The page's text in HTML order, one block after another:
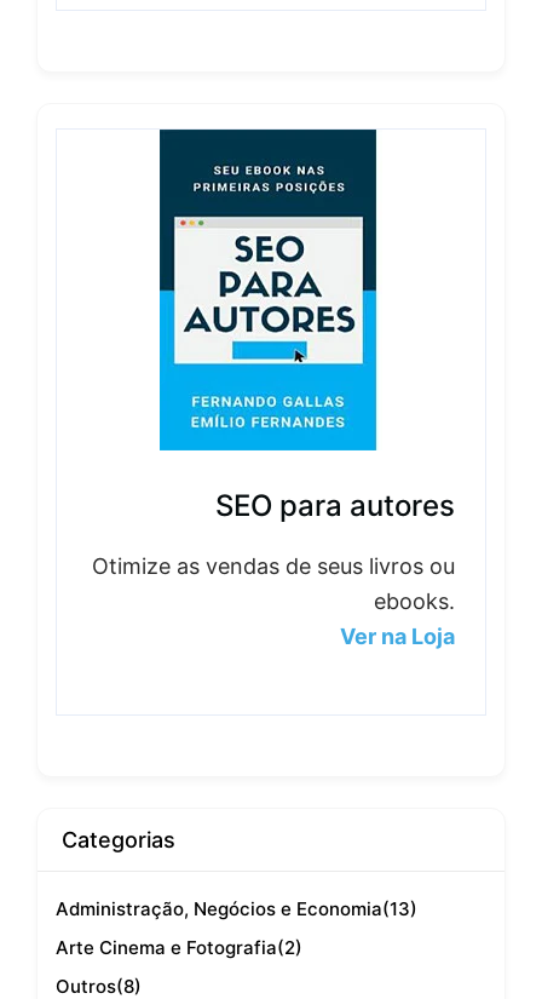
SEO para autores
Otimize as vendas de seus livros ou
ebooks.
Ver na Loja
Categorias
Administração, Negócios e Economia(13)
Arte Cinema e Fotografia(2)
Outros(8)